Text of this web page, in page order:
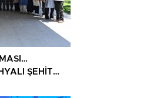
ŞEHİT